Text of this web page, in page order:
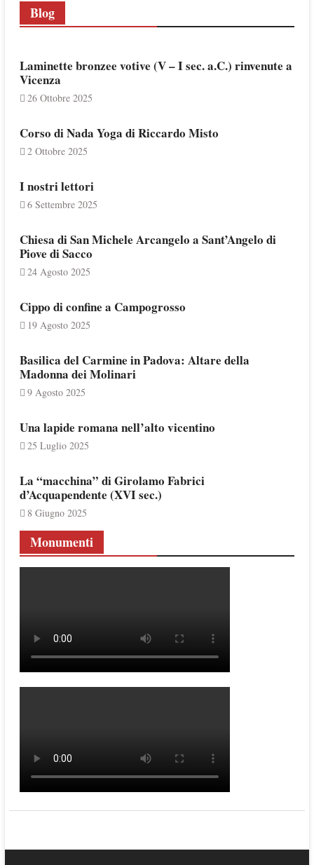
Blog
Laminette bronzee votive (V – I sec. a.C.) rinvenute a
Vicenza
26 Ottobre 2025
Corso di Nada Yoga di Riccardo Misto
2 Ottobre 2025
I nostri lettori
6 Settembre 2025
Chiesa di San Michele Arcangelo a Sant’Angelo di
Piove di Sacco
24 Agosto 2025
Cippo di confine a Campogrosso
19 Agosto 2025
Basilica del Carmine in Padova: Altare della
Madonna dei Molinari
9 Agosto 2025
Una lapide romana nell’alto vicentino
25 Luglio 2025
La “macchina” di Girolamo Fabrici
d’Acquapendente (XVI sec.)
8 Giugno 2025
Monumenti